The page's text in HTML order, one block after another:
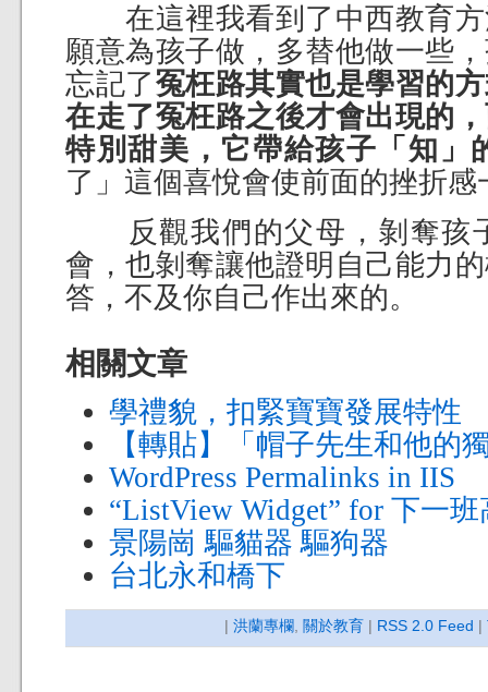
在這裡我看到了中西教育方
願意為孩子做，多替他做一些
忘記了冤枉路其實也是學習的
在走了冤枉路之後才會出現的
特別甜美，它帶給孩子「知」
了」這個喜悅會使前面的挫折感
反觀我們的父母，剝奪孩
會，也剝奪讓他證明自己能力
答，不及你自己作出來的。
相關文章
學禮貌，扣緊寶寶發展特性
【轉貼】「帽子先生和他的
WordPress Permalinks in IIS
“ListView Widget” for 下一
景陽崗 驅貓器 驅狗器
台北永和橋下
| 洪蘭專欄 關於教育 | RSS 2.0 Feed |